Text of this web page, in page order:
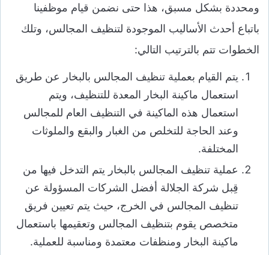
ومحددة بشكل مسبق، هذا حتى نضمن قيام موظفينا
باتباع أحدث الأساليب الموجودة لتنظيف المجالس، وتلك
الخطوات تتم بالترتيب التالي:
يتم القيام بعملية تنظيف المجالس بالبخار عن طريق
استعمال ماكينة البخار المعدة للتنظيف، ويتم
استعمال هذه الماكينة في التنظيف العام للمجالس
وعند الحاجة للتخلص من الغبار والبقع والملوثات
المختلفة.
عملية تنظيف المجالس بالبخار يتم التدخل فيها من
قِبل شركة الجلالة أفضل الشركات المسؤولة عن
تنظيف المجالس في الخرج، حيث يتم تعيين فريق
متخصص يقوم بتنظيف المجالس وتعقيمها باستعمال
ماكينة البخار ومنظفات معتمدة ومناسبة للعملية.